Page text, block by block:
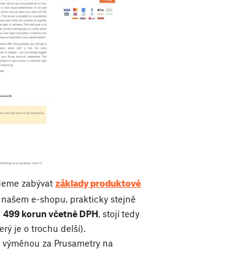
zabývat základy produktové
e-shopu, prakticky stejně
499 korun včetně DPH, stojítedy
je o trochu delší).
za Prusametry na